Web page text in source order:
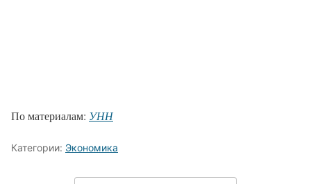
По материалам: УНН
Категории: Экономика